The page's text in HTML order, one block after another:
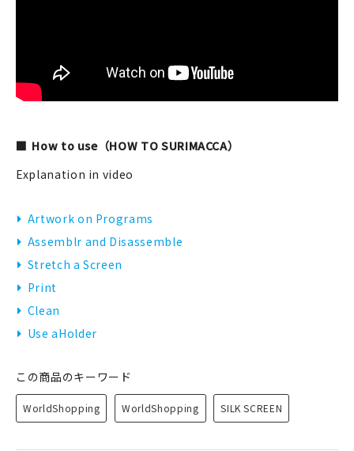
How to use（HOW TO SURIMACCA）
Explanation in video
Artwork on Programs
Assemblr and Disassemble
Stretch a Screen
Print
Clean
Use aHolder
この商品のキーワード
WorldShopping WorldShopping SILK SCREEN